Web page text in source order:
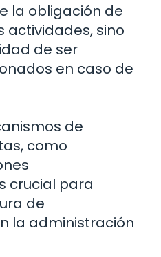
la obligación de
actividades, sino
de ser
en caso de
de
como
crucial para
de
la administración